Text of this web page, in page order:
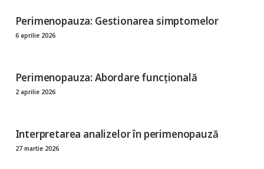
Perimenopauza: Gestionarea simptomelor
6 aprilie 2026
Perimenopauza: Abordare funcțională
2 aprilie 2026
Interpretarea analizelor în perimenopauză
27 martie 2026